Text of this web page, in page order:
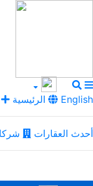
الرئيسية English
أحدث العقارات